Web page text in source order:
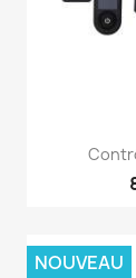

NOUVEAU